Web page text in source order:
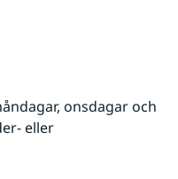
onsdagar och
eller